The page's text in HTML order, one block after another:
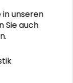
und wie sich
Dialogue –
in unseren
Sie auch